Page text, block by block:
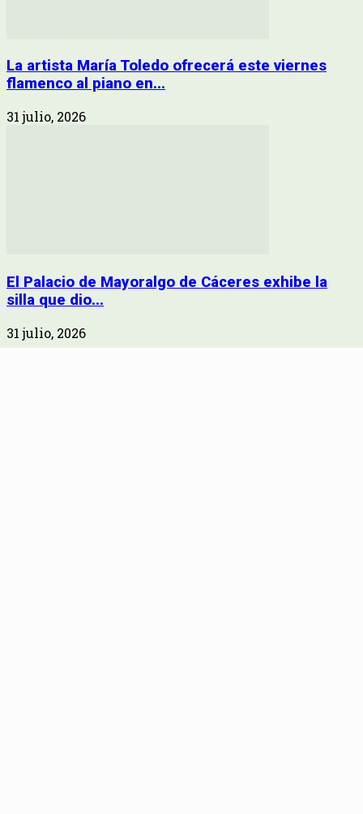
La artista María Toledo ofrecerá este viernes
flamenco al piano en...
31 julio, 2026
El Palacio de Mayoralgo de Cáceres exhibe la
silla que dio...
31 julio, 2026